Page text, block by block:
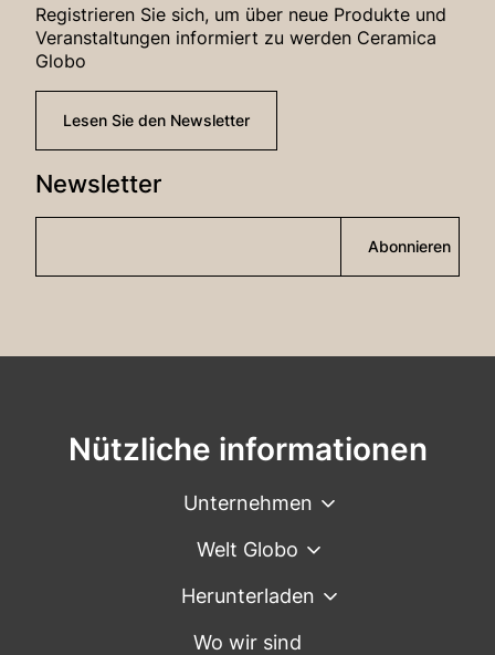
Registrieren Sie sich, um über neue Produkte und
Veranstaltungen informiert zu werden Ceramica
Globo
Lesen Sie den Newsletter
Newsletter
Abonnieren
Nützliche informationen
Unternehmen
Welt Globo
Herunterladen
Wo wir sind